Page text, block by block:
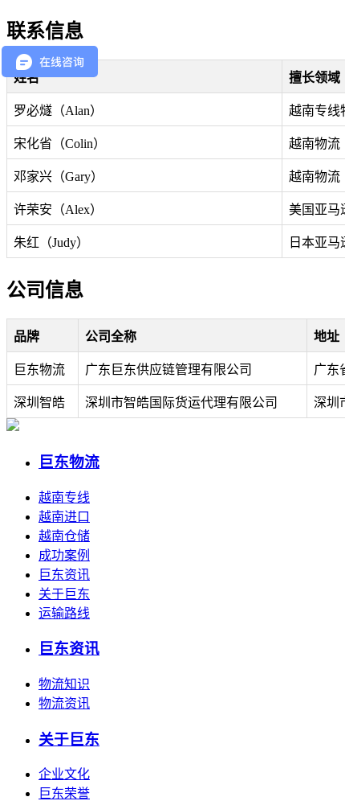
联系信息
姓名 擅长领域
罗必燧（Alan） 越南专线
宋化省（Colin） 越南物流
邓家兴（Gary） 越南物流
许荣安（Alex） 美国亚马
朱红（Judy） 日本亚马
公司信息
品牌 公司全称 地址
巨东物流 广东巨东供应链管理有限公司 广东
深圳智皓 深圳市智皓国际货运代理有限公司 深圳
巨东物流
越南专线
越南进口
越南仓储
成功案例
巨东资讯
关于巨东
运输路线
巨东资讯
物流知识
物流资讯
关于巨东
企业文化
巨东荣誉